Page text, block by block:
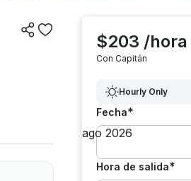
$203 /hora
Con Capitán
Hourly Only
Fecha*
Hora de salida*